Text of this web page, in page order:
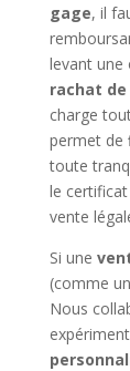
gage, il
levant une
rachat
charge
permet de
toute
le
vente
Si une
(comme
Nous